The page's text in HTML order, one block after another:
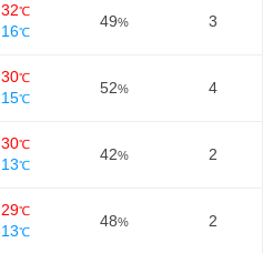
32℃
16℃
49% 3
30℃
15℃
52% 4
30℃
13℃
42% 2
29℃
13℃
48% 2